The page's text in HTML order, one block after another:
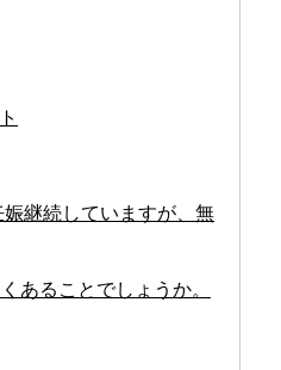
継続していますが、無
あることでしょうか。